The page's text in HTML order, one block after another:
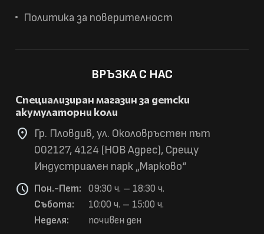
Политика за поверителност
ВРЪЗКА С НАС
Специализиран магазин за детски
акумулаторни коли
location_on
Гр. Пловдив, ул. Околовръстен път
002127, 4124 (НОВ Адрес), Срещу
Индустриален парк „Марково“
schedule Пон.-Пет:
09:30 ч. – 18:30 ч.
Събота:
10:00 ч. – 15:00 ч.
Неделя:
почивен ден